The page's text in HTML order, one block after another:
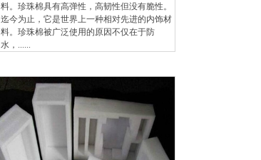
料。珍珠棉具有高弹性，高韧性但没有脆性。
迄今为止，它是世界上一种相对先进的内饰材
料。珍珠棉被广泛使用的原因不仅在于防
水，......